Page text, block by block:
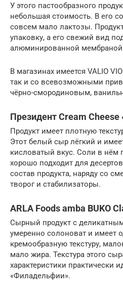
У этого пастообразного
небольшая стоимость. В его
совсем мало лактозы.
упаковку, а его свежий вид
алюминированной
В магазинах имеется VALIO
так и со всевозможными
чёрно-смородиновым,
Президент Cream Cheese
Продукт имеет плотную
Этот белый сыр лёгкий и
кисловатый вкус. Соли в нём
хорошо подходит для
состав продукта, наряду со
творог и стабилизаторы.
АRLА Foods аmbа BUKO
Сырный продукт с
умеренно солоноват и имеет
кремообразную текстуру,
мало жира. Текстура этого
характеристики практически
«Филадельфии».